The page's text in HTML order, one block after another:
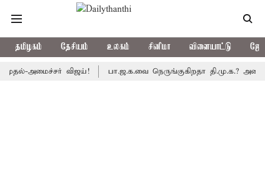
தமிழகம் தேசியம் உலகம் சினிமா விளையாட்டு
அமைச்சர் விஜய்! பா.ஜ.க.வை நெருங்குகிறதா தி.மு.க.?